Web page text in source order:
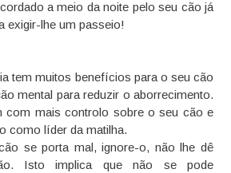
a meio da noite pelo seu cão já
exigir-lhe um passeio!
tem muitos benefícios para o seu cão
mental para reduzir o aborrecimento.
com mais controlo sobre o seu cão e
como líder da matilha.
se porta mal, ignore-o, não lhe dê
Isto implica que não se pode